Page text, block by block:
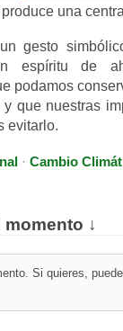
una
gesto
de
podamos
que nuestras
evitarlo.
· Cambio
↓
Si quieres,